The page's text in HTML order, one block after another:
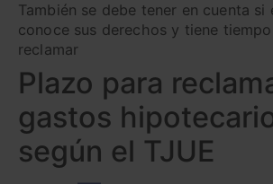
También se debe tener en cuenta si
conoce sus derechos y tiene
reclamar
Plazo para
gastos
según el TJUE